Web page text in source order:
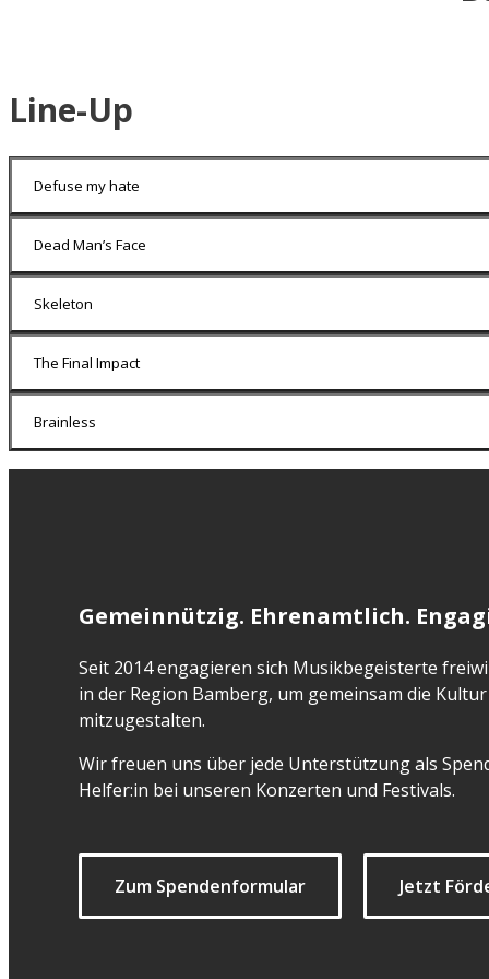
Line-Up
Defuse my hate
Dead Man’s Face
Skeleton
The Final Impact
Brainless
Gemeinnützig. Ehrenamtlich.
Seit 2014 engagieren sich Musikbegeisterte
in der Region Bamberg, um gemeinsam die
mitzugestalten.
Wir freuen uns über jede Unterstützung als
Helfer:in bei unseren Konzerten und Festivals.
Zum Spendenformular Jetzt